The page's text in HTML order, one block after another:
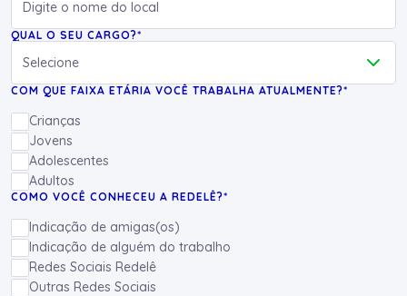
QUAL O SEU CARGO?*
COM QUE FAIXA ETÁRIA VOCÊ TRABALHA ATUALMENTE?*
Crianças
Jovens
Adolescentes
Adultos
COMO VOCÊ CONHECEU A REDELÊ?*
Indicação de amigas(os)
Indicação de alguém do trabalho
Redes Sociais Redelê
Outras Redes Sociais